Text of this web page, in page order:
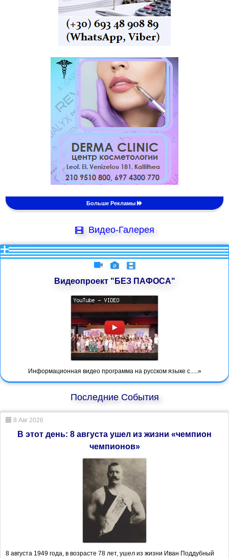
Больше Рекламы
Видео-Галерея
Видеопроект "БЕЗ ПАФОСА"
Информационная видео программа на русском языке с.....»
Последние События
8 Авг 2026
В этот день: 8 августа ушел из жизни «чемпион
чемпионов»
8 августа 1949 года, в возрасте 78 лет, ушел из жизни Иван Поддубный